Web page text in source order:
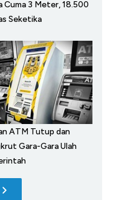
Cuma 3 Meter, 18.500
Seketika
ATM Tutup dan
Gara-Gara Ulah